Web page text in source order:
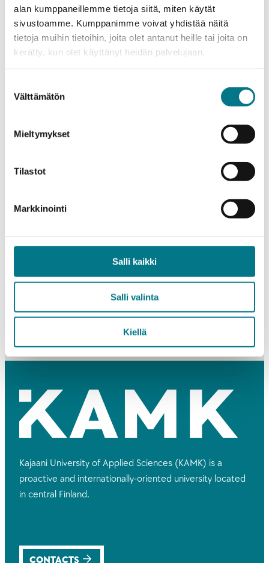
alan kumppaneillemme tietoja siitä, miten käytät
sivustoamme. Kumppanimme voivat yhdistää näitä
tietoja muihin tietoihin, joita olet antanut heille tai joita on
kerätty, kun olet käyttänyt heidän palvelujaan.
valinta
Välttämätön
Mieltymykset
Tilastot
Markkinointi
Salli kaikki
Salli valinta
Kiellä
07.06.2024
Building Bridges: KAMK Hosted
Kajaani Sister City Delegation to
26.03.2024
in Finland
Exergaming: the SPEX Project launch
Kajaani University of Applied Sciences (KAMK) is a
proactive and internationally-oriented university located
in central Finland.
CONTACTS